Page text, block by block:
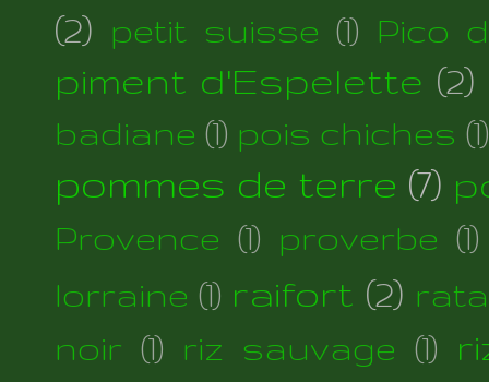
(2) petit suisse (1) Pico
piment d'Espelette (2)
badiane (1) pois chiches (1)
pommes de terre (7)
Provence (1) proverbe (1)
lorraine (1) raifort (2)
noir (1) riz sauvage (1)